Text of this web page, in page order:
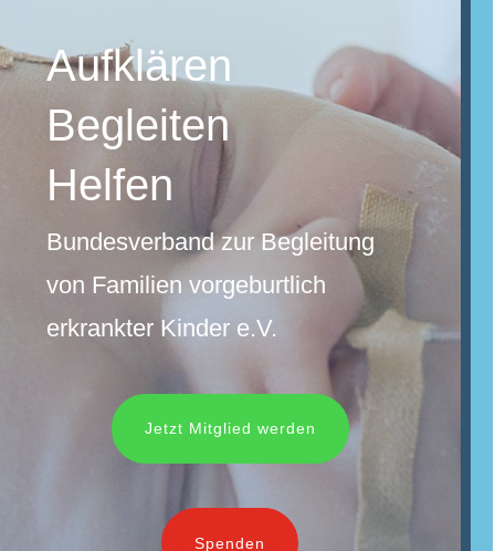
Aufklären
Begleiten
Helfen
Bundesverband zur Begleitung
von Familien vorgeburtlich
erkrankter Kinder e.V.
Jetzt Mitglied werden
Spenden